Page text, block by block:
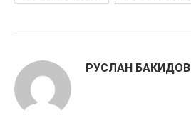
РУСЛАН БАКИДОВ